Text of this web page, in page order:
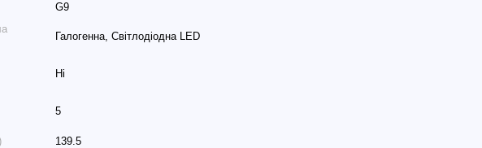
G9
Галогенна, Світлодіодна LED
Ні
5
139.5